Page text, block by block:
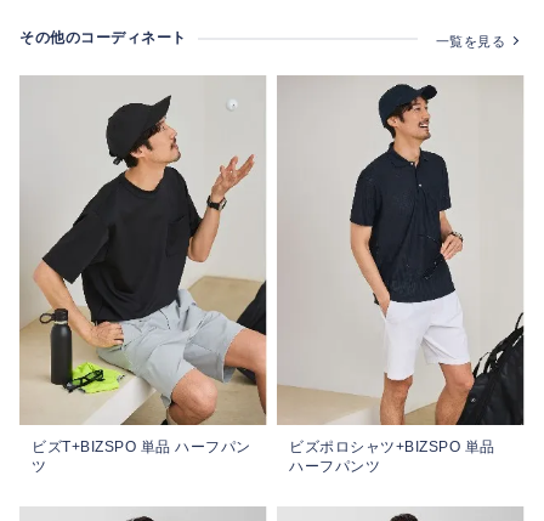
その他のコーディネート 一覧を見る
ビズT+BIZSPO 単品 ハーフパン
ツ
ビズポロシャツ+BIZSPO 単品
ハーフパンツ